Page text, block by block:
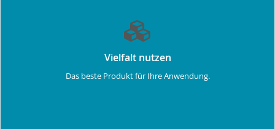
Vielfalt nutzen
Das beste Produkt für Ihre Anwendung.